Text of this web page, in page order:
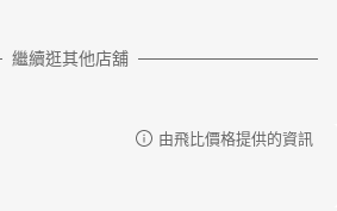
繼續逛其他店舖
由飛比價格提供的資訊